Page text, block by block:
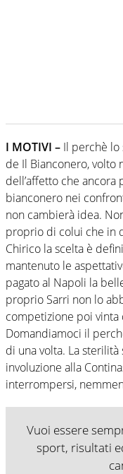
I MOTIVI – Il perchè lo
de Il Bianconero, volto
dell’affetto che
bianconero nei
non cambierà idea.
proprio di colui che in
Chirico la scelta è
mantenuto le
pagato al Napoli la
proprio Sarri non lo
competizione poi vinta
Domandiamoci il
di una volta. La
involuzione alla
interrompersi,
Vuoi essere
sport, risultati